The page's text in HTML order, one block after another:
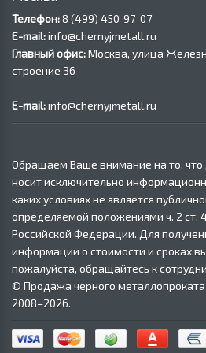
Телефон:8 (499) 450‑97-07
E-mail:info@chernyjmetall.ru
Главный офис:Москва, улица
строение 36
E-mail:info@chernyjmetall.ru
Обращаем Ваше внимание на то,
носит исключительно
каких условиях не является
определяемой положениями ч. 2 ст.
Российской Федерации. Для
информации о стоимости и сроках
пожалуйста, обращайтесь к
© Продажа черного
2008–2026.